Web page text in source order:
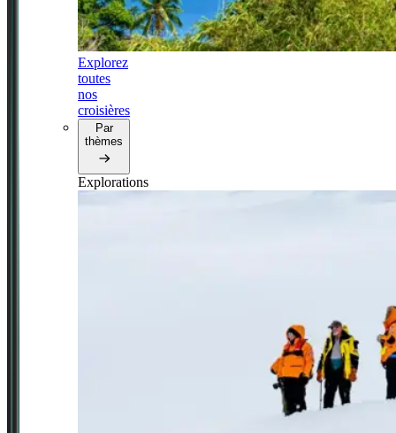
Explorez
toutes
nos
croisières
Par
thèmes
Explorations